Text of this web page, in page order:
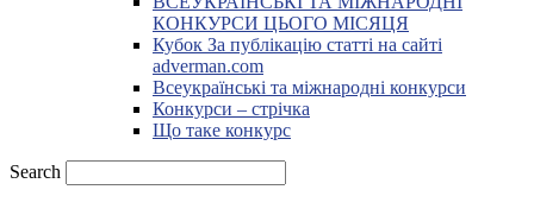
КОНКУРСИ ЦЬОГО МІСЯЦЯ
Кубок За публікацію статті на сайті
adverman.com
Всеукраїнські та міжнародні конкурси
Конкурси – стрічка
Що таке конкурс
Search